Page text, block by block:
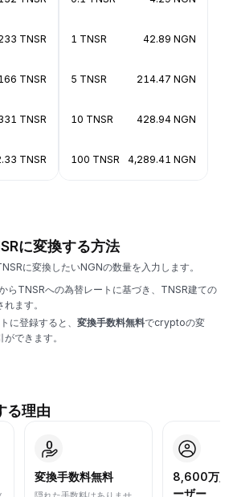
TNSR
TNSR
TNSR
TNSR
1 TNSR 42.89 NGN
5 TNSR 214.47 NGN
10 TNSR 428.94 NGN
100 TNSR 4,289.41 NGN
に変換する方法
に変換したいNGNの数量を入力します。
らTNSRへの為替レートに基づき、TNSR建ての
ます。
に登録すると、 変換手数料無料でcryptoの変
できます。
る理由
変換手数料無料
8,600万人
ーザー